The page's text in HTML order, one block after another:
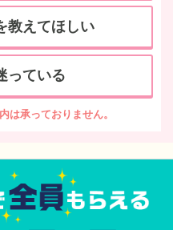
教えてほしい
っている
は承っておりません。